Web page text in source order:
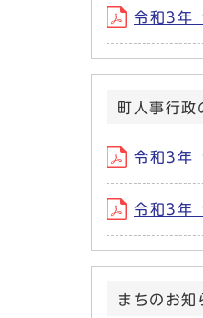
令和3年
町人事行政
令和3年
令和3年
まちのお知